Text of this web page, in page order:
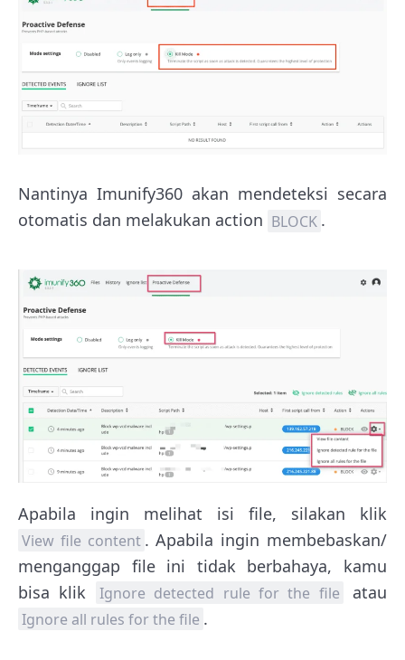
Nantinya Imunify360 akan mendeteksi secara
otomatis dan melakukan action BLOCK .
Apabila ingin melihat isi file, silakan klik
View file content . Apabila ingin membebaskan/
menganggap file ini tidak berbahaya, kamu
bisa klik
Ignore detected rule for the file atau
Ignore all rules for the file .